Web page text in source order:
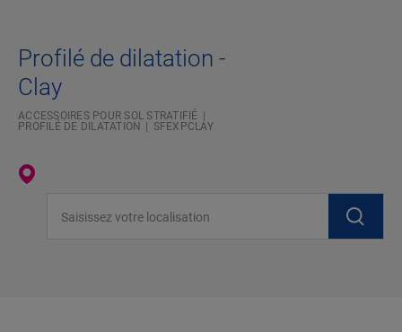
Profilé de dilatation -
Clay
ACCESSOIRES POUR SOL STRATIFIÉ
PROFILÉ DE DILATATION
SFEXPCLAY